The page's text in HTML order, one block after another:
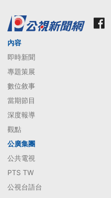
內容
即時新聞
專題策展
數位敘事
當期節目
深度報導
觀點
公廣集團
公共電視
PTS TW
公視台語台